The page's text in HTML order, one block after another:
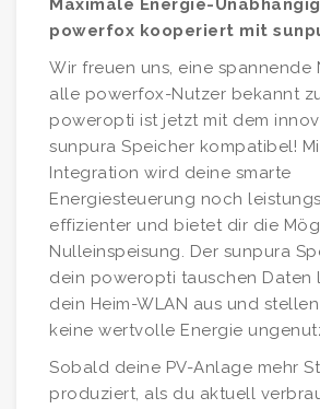
Maximale Energie-
powerfox kooperiert mit
Wir freuen uns, eine spannende
alle powerfox-Nutzer bekannt
poweropti ist jetzt mit dem
sunpura Speicher kompatibel!
Integration wird deine smarte
Energiesteuerung noch
effizienter und bietet dir die
Nulleinspeisung. Der sunpura
dein poweropti tauschen Daten
dein Heim-WLAN aus und
keine wertvolle Energie
Sobald deine PV-Anlage mehr
produziert, als du aktuell